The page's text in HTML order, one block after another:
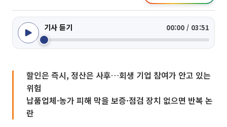
기사 듣기 00:00 / 03:51
할인은 즉시, 정산은 사후…회생 기업 참여가 안고 있는
위험
납품업체·농가 피해 막을 보증·점검 장치 없으면 반복 논
란